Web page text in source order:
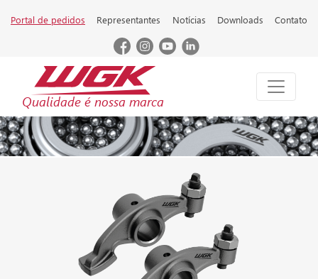
Portal de pedidos Representantes Notícias Downloads Contato
Qualidade é nossa marca